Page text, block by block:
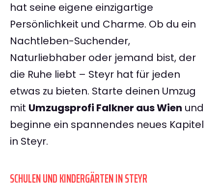
hat seine eigene einzigartige
Persönlichkeit und Charme. Ob du ein
Nachtleben-Suchender,
Naturliebhaber oder jemand bist, der
die Ruhe liebt – Steyr hat für jeden
etwas zu bieten. Starte deinen Umzug
mit Umzugsprofi Falkner aus Wien und
beginne ein spannendes neues Kapitel
in Steyr.
SCHULEN UND KINDERGÄRTEN IN STEYR